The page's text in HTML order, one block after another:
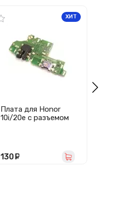
Плата для Honor
10i/20e с разъемом
ХИТ
130